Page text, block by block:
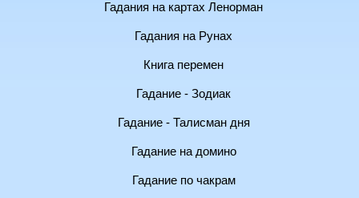
Гадания на картах Ленорман
Гадания на Рунах
Книга перемен
Гадание - Зодиак
Гадание - Талисман дня
Гадание на домино
Гадание по чакрам